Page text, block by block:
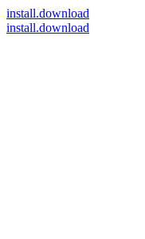
install.download
install.download